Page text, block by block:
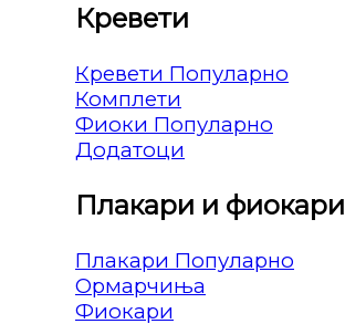
Кревети
Кревети
Комплети
Фиоки
Додатоци
Плакари и фиокари
Плакари
Ормарчиња
Фиокари